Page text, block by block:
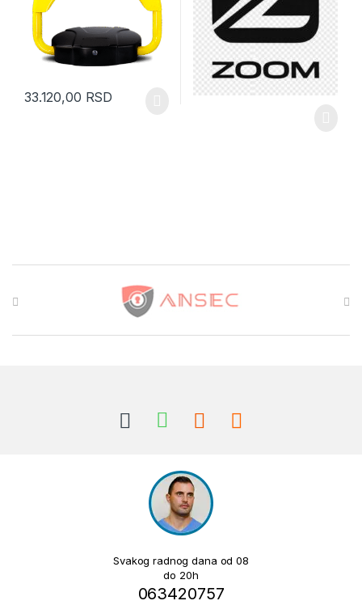
33.120,00 RSD
Brands Carousel
Svakog radnog dana od 08
do 20h
063420757